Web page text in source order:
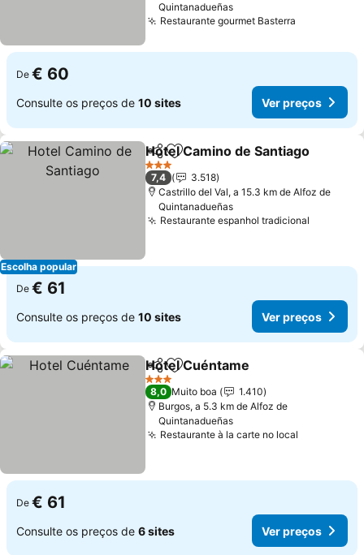
Quintanadueñas
Restaurante gourmet Basterra
De € 60
Consulte os preços de 10 sites Ver preços
Escolha popular
PartilharAdicionar aos favoritos
Hotel Camino de Santiago
3 Estrelas
7,4
3.518
Castrillo del Val, a 15.3 km de Alfoz de
Quintanadueñas
Restaurante espanhol tradicional
De € 61
Consulte os preços de 10 sites Ver preços
PartilharAdicionar aos favoritos
Hotel Cuéntame
3 Estrelas
8,0 Muito boa
1.410
Burgos, a 5.3 km de Alfoz de
Quintanadueñas
Restaurante à la carte no local
De € 61
Consulte os preços de 6 sites Ver preços